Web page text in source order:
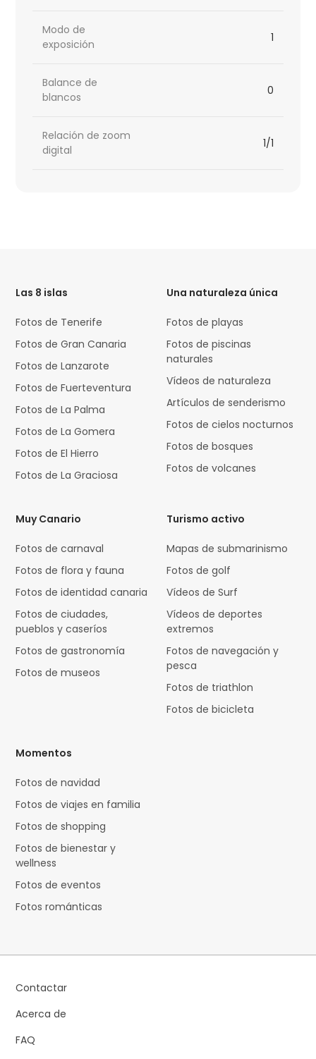
Modo de
exposición
1
Balance de
blancos
0
Relación de zoom
digital
1/1
Las 8 islas
Fotos de Tenerife
Fotos de Gran Canaria
Fotos de Lanzarote
Fotos de Fuerteventura
Fotos de La Palma
Fotos de La Gomera
Fotos de El Hierro
Fotos de La Graciosa
Una naturaleza única
Fotos de playas
Fotos de piscinas
naturales
Vídeos de naturaleza
Artículos de senderismo
Fotos de cielos nocturnos
Fotos de bosques
Fotos de volcanes
Muy Canario
Fotos de carnaval
Fotos de flora y fauna
Fotos de identidad canaria
Fotos de ciudades,
pueblos y caseríos
Fotos de gastronomía
Fotos de museos
Turismo activo
Mapas de submarinismo
Fotos de golf
Vídeos de Surf
Vídeos de deportes
extremos
Fotos de navegación y
pesca
Fotos de triathlon
Fotos de bicicleta
Momentos
Fotos de navidad
Fotos de viajes en familia
Fotos de shopping
Fotos de bienestar y
wellness
Fotos de eventos
Fotos románticas
Contactar
Acerca de
FAQ